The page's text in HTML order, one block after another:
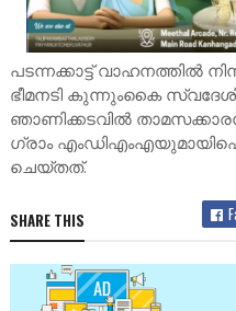
പടന്നക്കാട്ട് വാഹനത്തിൽ
ഭീമനടി കുന്നുംകൈ
ഞാണിക്കടവിൽ
ഗ്രാം
ചെയ്തത്.
SHARE THIS